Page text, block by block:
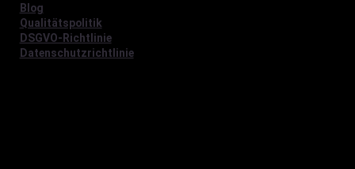
Blog
Qualitätspolitik
DSGVO-Richtlinie
Datenschutzrichtlinie